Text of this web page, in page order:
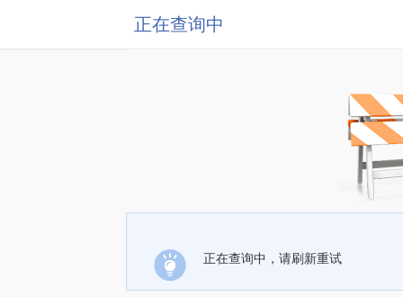
正在查询中
正在查询中，请刷新重试